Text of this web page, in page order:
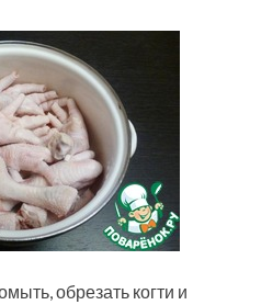
обрезать когти и